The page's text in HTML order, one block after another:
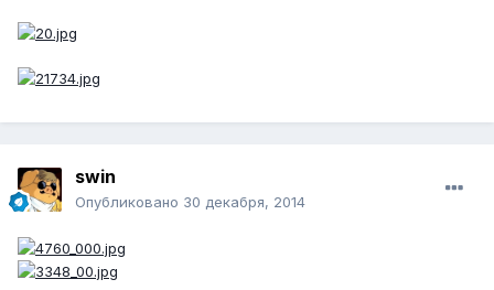
swin
Опубликовано 30 декабря, 2014